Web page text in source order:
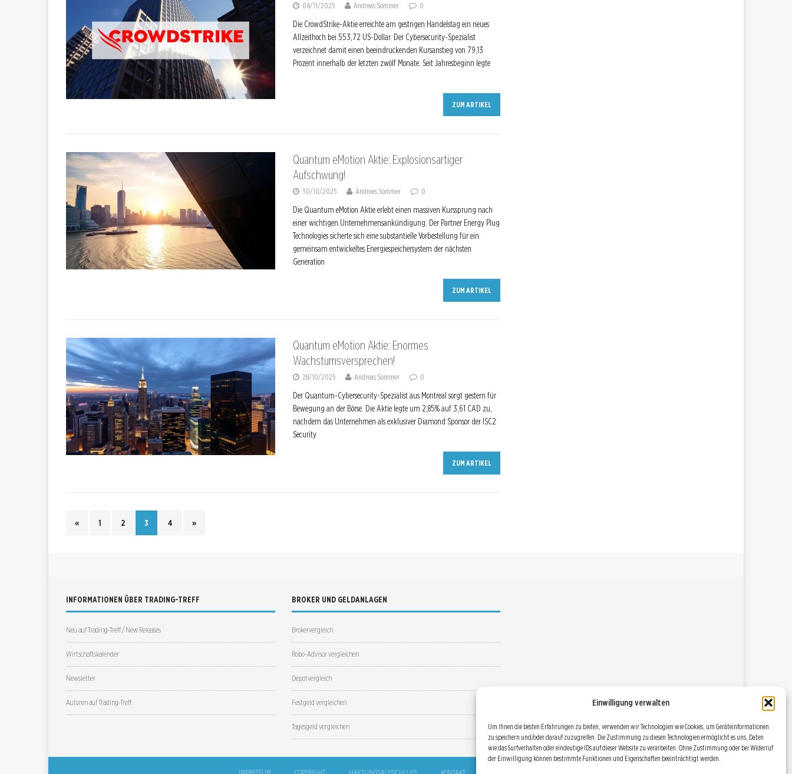
Einwilligung verwalten
Um Ihnen die besten Erfahrungen zu bieten, verwenden wir Technologien wie Cookies, um Geräteinformationen
zu speichern und/oder darauf zuzugreifen. Die Zustimmung zu diesen Technologien ermöglicht es uns, Daten
wie das Surfverhalten oder eindeutige IDs auf dieser Website zu verarbeiten. Ohne Zustimmung oder bei Widerruf
der Einwilligung können bestimmte Funktionen und Eigenschaften beeinträchtigt werden.
04/11/2025 Andreas Sommer 0
Die CrowdStrike-Aktie erreichte am gestrigen Handelstag ein neues
Allzeithoch bei 553,72 US-Dollar. Der Cybersecurity-Spezialist
verzeichnet damit einen beeindruckenden Kursanstieg von 79,13
Prozent innerhalb der letzten zwölf Monate. Seit Jahresbeginn legte
ZUM ARTIKEL
Quantum eMotion Aktie: Explosionsartiger
Aufschwung!
30/10/2025 Andreas Sommer 0
Die Quantum eMotion Aktie erlebt einen massiven Kurssprung nach
einer wichtigen Unternehmensankündigung. Der Partner Energy Plug
Technologies sicherte sich eine substantielle Vorbestellung für ein
gemeinsam entwickeltes Energiespeichersystem der nächsten
Generation
ZUM ARTIKEL
Quantum eMotion Aktie: Enormes
Wachstumsversprechen!
28/10/2025 Andreas Sommer 0
Der Quantum-Cybersecurity-Spezialist aus Montreal sorgt gestern für
Bewegung an der Börse. Die Aktie legte um 2,85% auf 3,61 CAD zu,
nachdem das Unternehmen als exklusiver Diamond Sponsor der ISC2
Security
ZUM ARTIKEL
« 1 2 3 4 »
INFORMATIONEN ÜBER TRADING-TREFF
Neu auf Trading-Treff / New Releases
Wirtschaftskalender
Newsletter
Autoren auf Trading-Treff
BROKER UND GELDANLAGEN
Brokervergleich
Robo-Advisor vergleichen
Depotvergleich
Festgeld vergleichen
Tagesgeld vergleichen